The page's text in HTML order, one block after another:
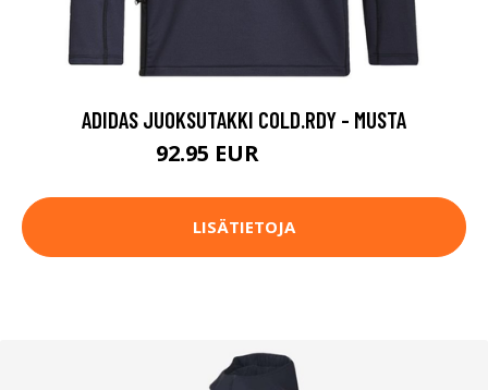
ADIDAS JUOKSUTAKKI COLD.RDY - MUSTA
92.95 EUR
LISÄTIETOJA